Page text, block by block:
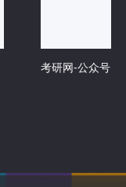
考研网-公众号